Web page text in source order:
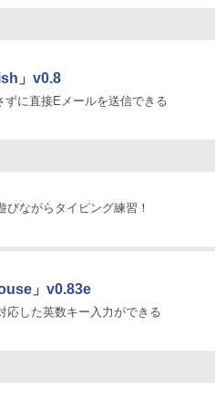
」v0.8
に直接Eメールを送信できる
ながらタイピング練習！
」v0.83e
応した英数キー入力ができる